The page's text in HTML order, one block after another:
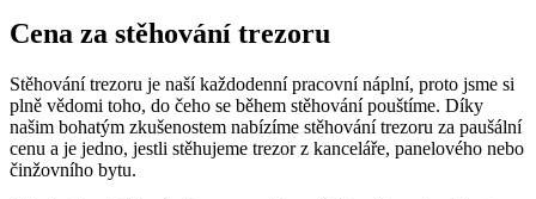
Cena za stěhování trezoru
Stěhování trezoru je naší každodenní pracovní náplní, proto jsme si
plně vědomi toho, do čeho se během stěhování pouštíme. Díky
našim bohatým zkušenostem nabízíme stěhování trezoru za paušální
cenu a je jedno, jestli stěhujeme trezor z kanceláře, panelového nebo
činžovního bytu.